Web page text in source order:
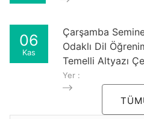
06
Kas
Çarşamba
Odaklı Dil
Temelli Altyazı
Yer :